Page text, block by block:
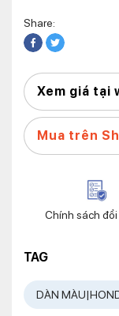
Share:
Xem giá tại
Mua trên
Chính sách đổi
TAG
DÀN